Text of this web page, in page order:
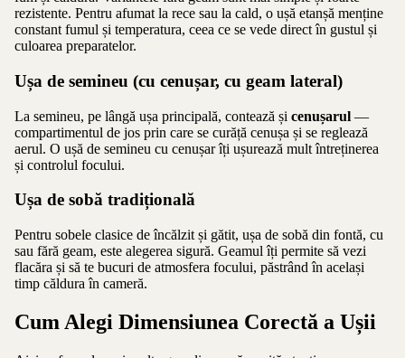
rezistente. Pentru afumat la rece sau la cald, o ușă etanșă menține
constant fumul și temperatura, ceea ce se vede direct în gustul și
culoarea preparatelor.
Ușa de semineu (cu cenușar, cu geam lateral)
La semineu, pe lângă ușa principală, contează și cenușarul —
compartimentul de jos prin care se curăță cenușa și se reglează
aerul. O ușă de semineu cu cenușarîți ușurează mult întreținerea
și controlul focului.
Ușa de sobă tradițională
Pentru sobele clasice de încălzit și gătit, ușa de sobă din fontă, cu
sau fără geam, este alegerea sigură. Geamul îți permite să vezi
flacăra și să te bucuri de atmosfera focului, păstrând în același
timp căldura în cameră.
Cum Alegi Dimensiunea Corectă a Ușii